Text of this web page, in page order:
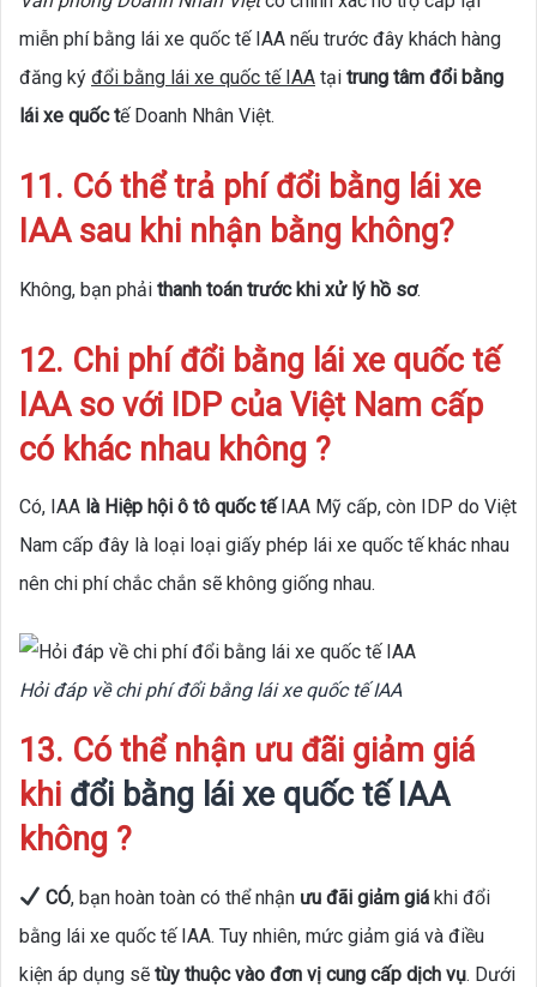
miễn phí bằng lái xe quốc tế IAA nếu trước đây khách hàng
đăng ký đổi bằng lái xe quốc tế IAA tại trung tâm đổi bằng
lái xe quốc tế Doanh Nhân Việt.
11. Có thể trả phí đổi bằng lái xe
IAA sau khi nhận bằng không?
Không, bạn phải thanh toán trước khi xử lý hồ sơ.
12. Chi phí đổi bằng lái xe quốc tế
IAA so với IDP của Việt Nam cấp
có khác nhau không ?
Có, IAA là Hiệp hội ô tô quốc tếIAA Mỹ cấp, còn IDP do Việt
Nam cấp đây là loại loại giấy phép lái xe quốc tế khác nhau
nên chi phí chắc chắn sẽ không giống nhau.
Hỏi đáp về chi phí đổi bằng lái xe quốc tế IAA
13. Có thể nhận ưu đãi giảm giá
khi đổi bằng lái xe quốc tế IAA
không ?
CÓ, bạn hoàn toàn có thể nhận ưu đãi giảm giá khi đổi
bằng lái xe quốc tế IAA. Tuy nhiên, mức giảm giá và điều
kiện áp dụng sẽ tùy thuộc vào đơn vị cung cấp dịch vụ. Dưới